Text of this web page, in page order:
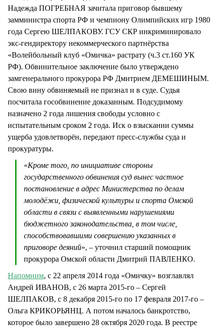
Надежда ПОГРЕБНАЯ зачитала приговор бывшему
замминистра спорта РФ и чемпиону Олимпийских игр 1980
года Сергею ШЕЛПАКОВУ. ГСУ СКР инкриминировало
экс-гендиректору некоммерческого партнёрства
«Волейбольный клуб «Омичка» растрату (ч.3 ст.160 УК
РФ). Обвинительное заключение было утверждено
замгенерального прокурора РФ Дмитрием ДЕМЕШИНЫМ.
Свою вину обвиняемый не признал и в суде. Судья
посчитала гособвинение доказанным. Подсудимому
назначено 2 года лишения свободы условно с
испытательным сроком 2 года. Иск о взыскании суммы
ущерба удовлетворён, передают пресс-службы суда и
прокуратуры.
«Кроме того, по инициативе стороны
государственного обвинения суд вынес частное
постановление в адрес Министерства по делам
молодёжи, физической культуры и спорта Омской
области в связи с выявленными нарушениями
бюджетного законодательства, в том числе,
способствовавшими совершению указанных в
приговоре деяний», – уточнил старший помощник
прокурора Омской области Дмитрий ПАВЛЕНКО.
Напомним, с 22 апреля 2014 года «Омичку» возглавлял
Андрей ИВАНОВ, с 26 марта 2015-го – Сергей
ШЕЛПАКОВ, с 8 декабря 2015-го по 17 февраля 2017-го –
Ольга КРИКОРЬЯНЦ. А потом началось банкротство,
которое было завершено 28 октября 2020 года. В реестре